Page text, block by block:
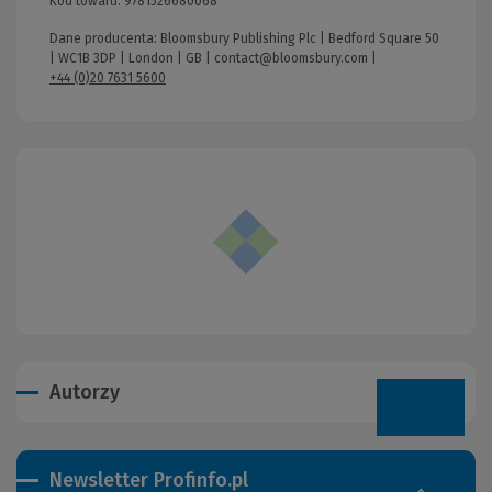
Dane producenta: Bloomsbury Publishing Plc | Bedford Square 50
| WC1B 3DP | London | GB | contact@bloomsbury.com
+44 (0)20 7631 5600
Autorzy
Newsletter Profinfo.pl